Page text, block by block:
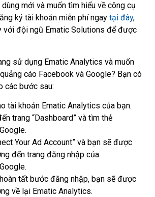
mới và muốn tìm hiểu về công cụ
ký tài khoản miễn phí ngay tại đây,
với đội ngũ Ematic Solutions để được
sử dụng Ematic Analytics và muốn
cáo Facebook và Google? Bạn có
các bước sau:
tài khoản Ematic Analytics của bạn.
trang “Dashboard” và tìm thẻ
Your Ad Account” và bạn sẽ được
đến trang đăng nhập của
tất bước đăng nhập, bạn sẽ được
về lại Ematic Analytics.